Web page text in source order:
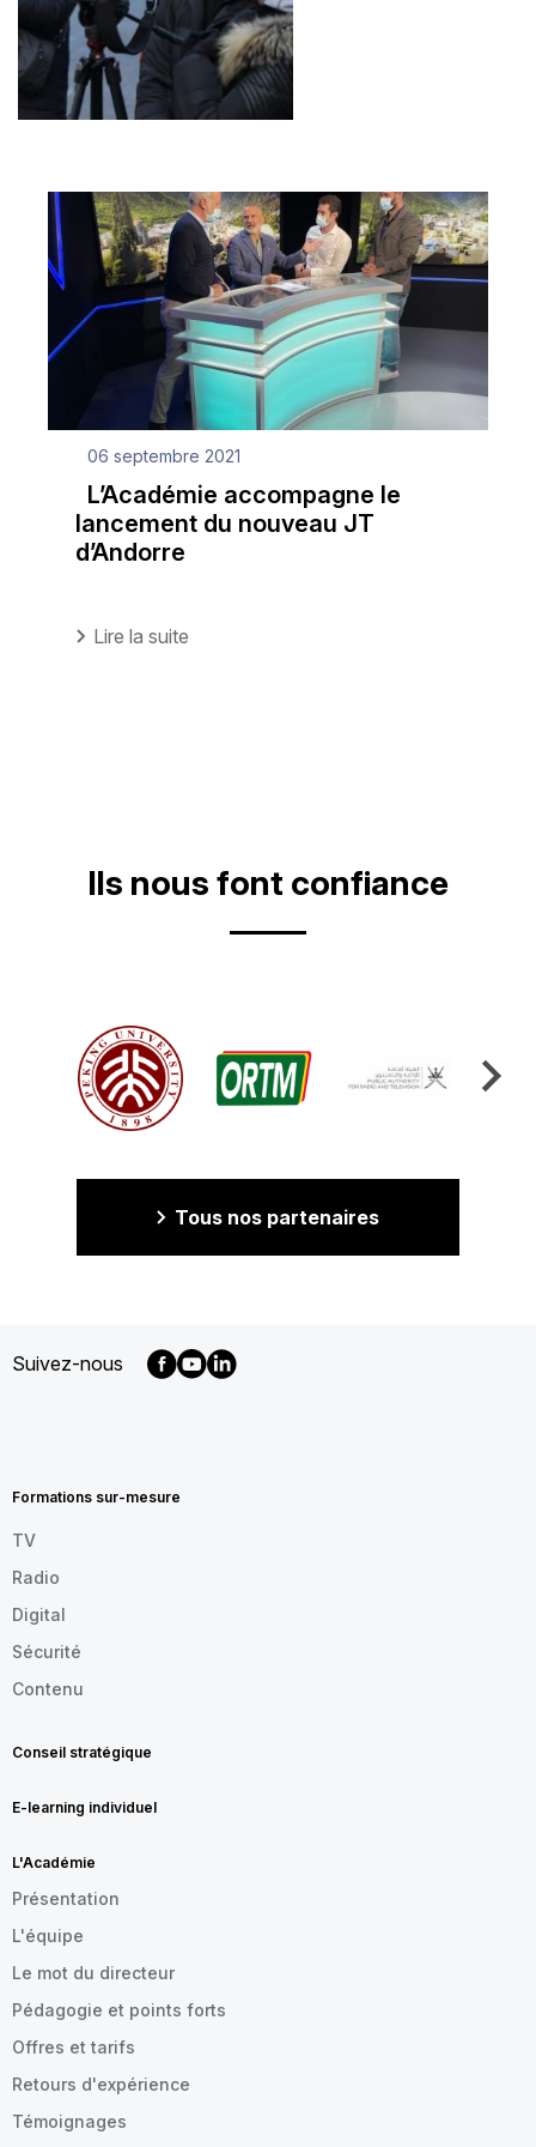
06 septembre 2021
L’Académie accompagne le
lancement du nouveau JT
d’Andorre
Lire la suite
Ils nous font confiance
Tous nos partenaires
Suivez-nous
FR
Formations sur-mesure
TV
Radio
Digital
Sécurité
Contenu
Conseil stratégique
E-learning individuel
L'Académie
Présentation
L'équipe
Le mot du directeur
Pédagogie et points forts
Offres et tarifs
Retours d'expérience
Témoignages